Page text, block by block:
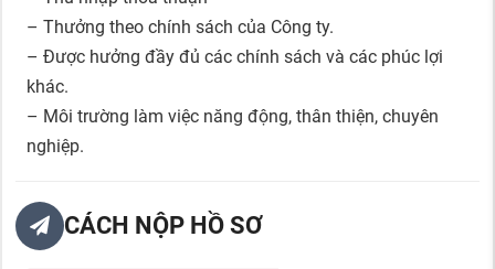
– Thưởng theo chính sách của Công ty.
– Được hưởng đầy đủ các chính sách và các phúc lợi
khác.
– Môi trường làm việc năng động, thân thiện, chuyên
nghiệp.
CÁCH NỘP HỒ SƠ